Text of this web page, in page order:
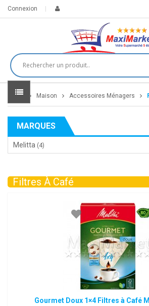
Connexion
Home Maison Accessoires Ménagers
MARQUES
Melitta (4)
Filtres À Café
Gourmet Doux 1×4 Filtres à Café